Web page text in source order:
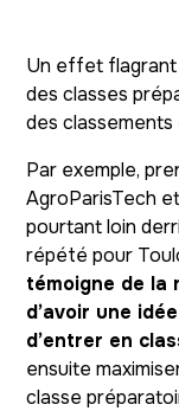
Un effet flagrant
des classes
des
Par exemple,
AgroParisTech
pourtant loin
répété pour
témoigne de la
d’avoir une
d’entrer en
ensuite
classe